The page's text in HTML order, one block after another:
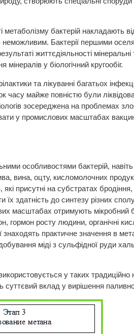
бактерій накладають
Бактерії першими
життєдіяльності мінеральні
у біологічний кругообіг.
та лікуванні багатьох
майже повністю були
зосереджена на проблемах
у промислових масштабах
особливостями бактерій,
вина, оцту, кисломолочних
які присутні на субстратах
їх здатність до синтезу різних
масштабах отримують мікробний
гормон росту людини, органічні
знаходять практичне значення в
міді з сульфідної руди
у таких традиційно
вклад у вирішення